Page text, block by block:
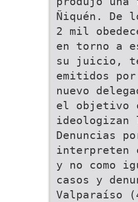
Ñiquén. De
2 mil
en torno a
su juicio,
emitidos
nuevo
el objetivo
Denuncias
interpreten
y no como
casos y
Valparaíso